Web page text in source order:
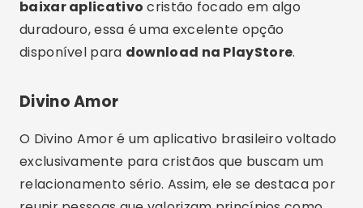
reunir pessoas que valorizam princípios como
respeito, fé e compromisso. Logo apósbaixar
agorao app, o usuário encontra perfis
Além disso, o Divino Amor oferece ferramentas
de bate papo simples e intuitivas, facilitando a
conversa entre os usuários. Dessa maneira,
quem busca
baixar grátis
um aplicativo cristão
nacional encontra no Divino Amor uma solução